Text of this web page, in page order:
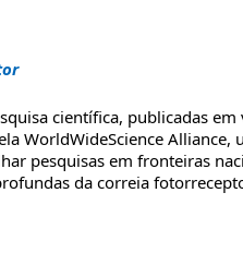
científica, publicadas
WorldWideScience Alliance,
pesquisas em fronteiras
da correia
à pesquisa científica do